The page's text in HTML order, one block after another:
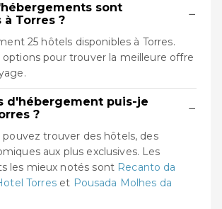
sont
Torres ?
−
25 hôtels disponibles à Torres.
options pour trouver la meilleure offre
d'hébergement puis-je
?
−
pouvez trouver des hôtels, des
aux plus exclusives. Les
les mieux notés sont Recanto da
Torreset Pousada Molhes da